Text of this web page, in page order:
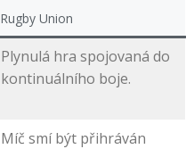
Rugby Union
Plynulá hra spojovaná do
kontinuálního boje.
Míč smí být přihráván